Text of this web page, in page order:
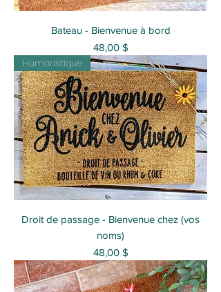
Bateau - Bienvenue à bord
Prix
48,00 $
Humoristique
Droit de passage - Bienvenue chez (vos
noms)
Prix
48,00 $